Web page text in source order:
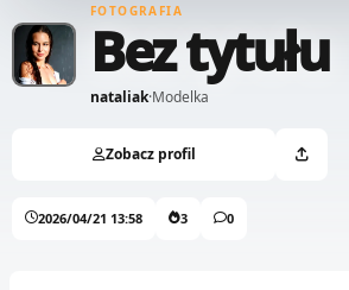
FOTOGRAFIA
Bez tytułu
nataliak·Modelka
Zobacz profil
2026/04/21 13:58 3 0